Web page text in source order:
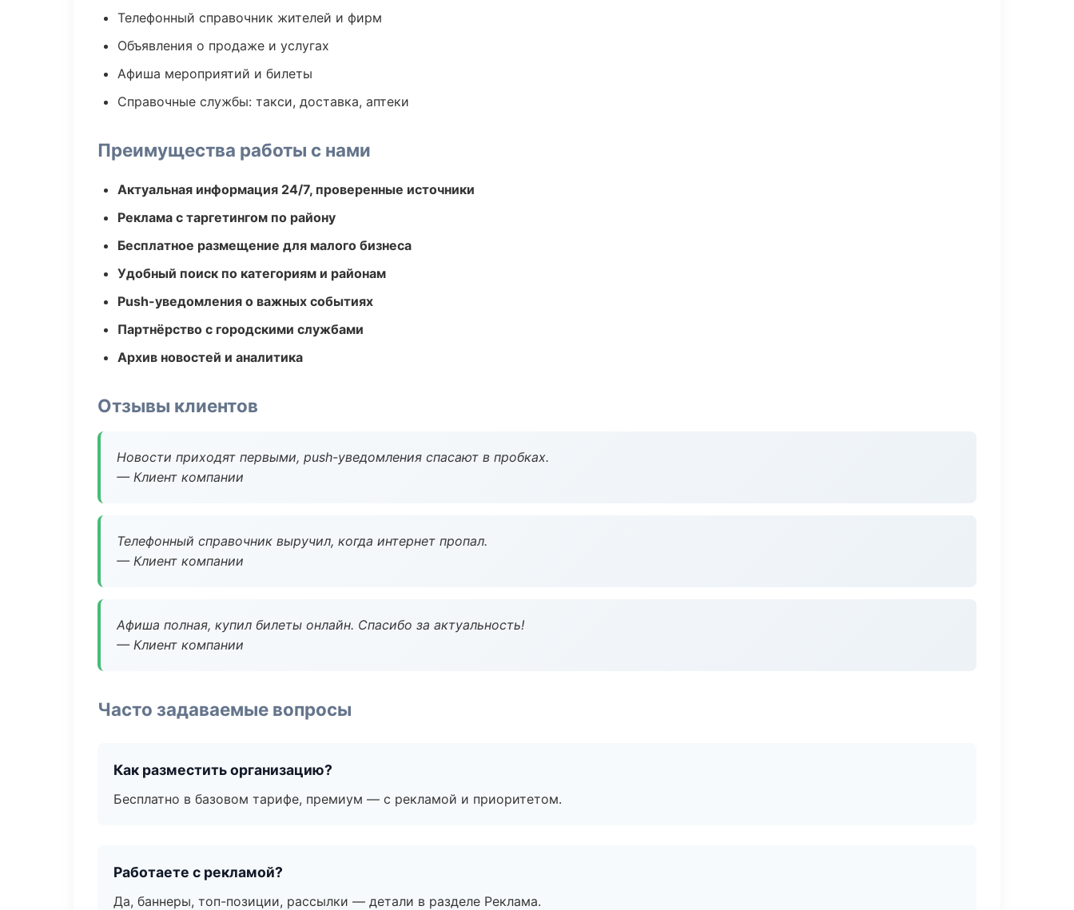
Телефонный справочник жителей и фирм
Объявления о продаже и услугах
Афиша мероприятий и билеты
Справочные службы: такси, доставка, аптеки
Преимущества работы с нами
Актуальная информация 24/7, проверенные источники
Реклама с таргетингом по району
Бесплатное размещение для малого бизнеса
Удобный поиск по категориям и районам
Push-уведомления о важных событиях
Партнёрство с городскими службами
Архив новостей и аналитика
Отзывы клиентов
Новости приходят первыми, push-уведомления спасают в пробках.
— Клиент компании
Телефонный справочник выручил, когда интернет пропал.
— Клиент компании
Афиша полная, купил билеты онлайн. Спасибо за актуальность!
— Клиент компании
Часто задаваемые вопросы
Как разместить организацию?
Бесплатно в базовом тарифе, премиум — с рекламой и приоритетом.
Работаете с рекламой?
Да, баннеры, топ-позиции, рассылки — детали в разделе Реклама.